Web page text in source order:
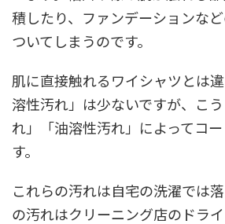
積したり、ファンデーションな
ついてしまうのです。
肌に直接触れるワイシャツとは
溶性汚れ」は少ないですが、こ
れ」「油溶性汚れ」によってコ
す。
これらの汚れは自宅の洗濯では
の汚れはクリーニング店のドラ